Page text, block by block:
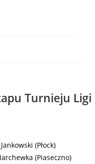
Turnieju
(Płock)
(Piaseczno)